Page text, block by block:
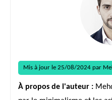
Mis à jour le 25/08/2024 par
À propos de l'auteur :